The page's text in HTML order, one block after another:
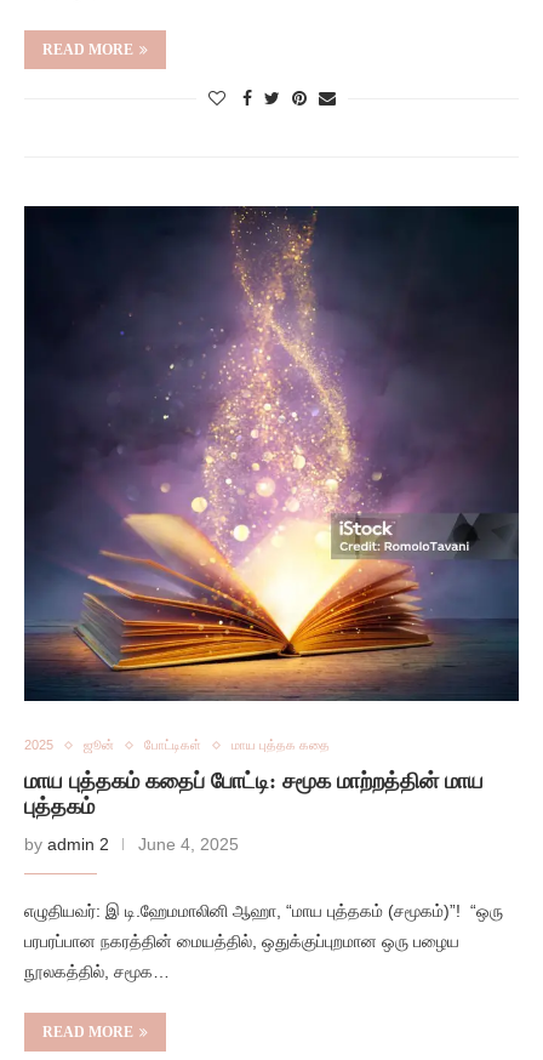
READ MORE
2025 ஜூன் போட்டிகள் மாய புத்தக கதை
மாய புத்தகம் கதைப் போட்டி: சமூக மாற்றத்தின் மாய
புத்தகம்
by admin 2 June 4, 2025
எழுதியவர்: இ டி.ஹேமமாலினி ஆஹா, “மாய புத்தகம் (சமூகம்)”! “ஒரு
பரபரப்பான நகரத்தின் மையத்தில், ஒதுக்குப்புறமான ஒரு பழைய
நூலகத்தில், சமூக…
READ MORE